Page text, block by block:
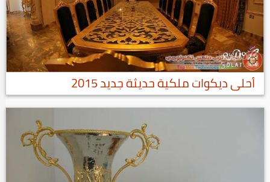
أحلى ديكوات ملكية حديثة جديد 2015